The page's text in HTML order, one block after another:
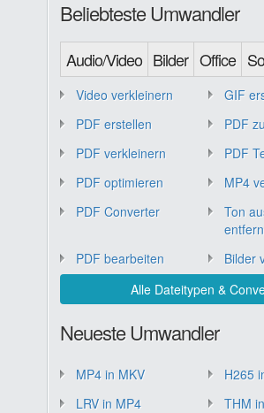
Beliebteste Umwandler
Audio/Video Bilder Office
Video verkleinern
GIF
PDF erstellen
PDF
PDF verkleinern
PDF
PDF optimieren
MP4
PDF Converter
Ton
PDF bearbeiten
Bilder
Alle Dateitypen &
Neueste Umwandler
MP4 in MKV
H265
LRV in MP4
THM